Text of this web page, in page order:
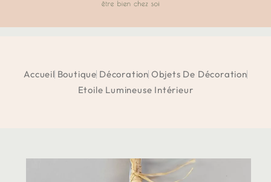
Accueil Boutique Décoration Objets De Décoration
Etoile Lumineuse Intérieur